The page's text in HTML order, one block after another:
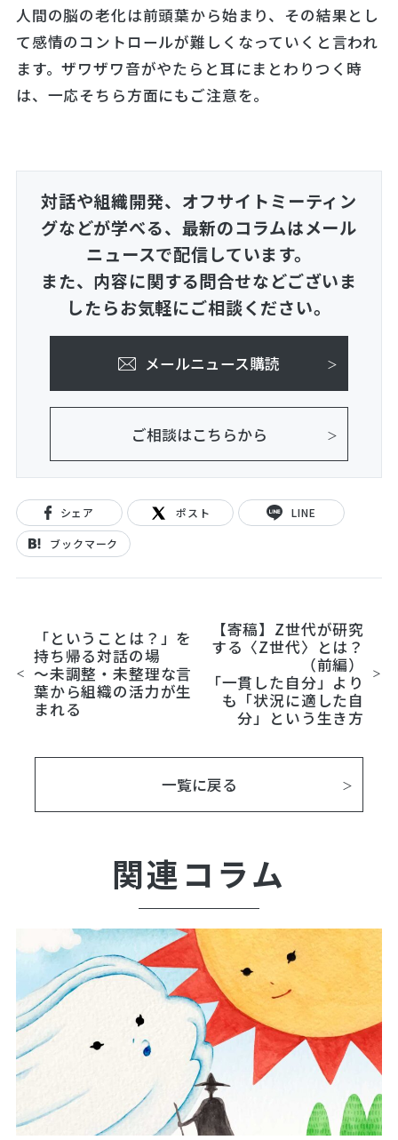
人間の脳の老化は前頭葉から始まり、その結果とし
て感情のコントロールが難しくなっていくと言われ
ます。ザワザワ音がやたらと耳にまとわりつく時
は、一応そちら方面にもご注意を。
対話や組織開発、オフサイトミーティン
グなどが学べる、 最新のコラムはメール
ニュースで配信しています。
また、内容に関する問合せなどございま
したらお気軽にご相談ください。
メールニュース購読
ご相談はこちらから
シェア ポスト LINE
ブックマーク
「ということは？」を
持ち帰る対話の場
～未調整・未整理な言
葉から組織の活力が生
まれる
一覧に戻る
【寄稿】Z世代が研究
する〈Z世代〉とは？
（前編）
「一貫した自分」より
も「状況に適した自
分」という生き方
関連コラム